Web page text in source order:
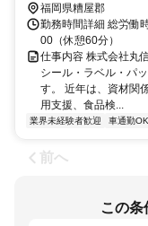
福岡県糟屋郡
勤務時間詳細 総労働
00（休憩60分）
仕事内容 株式会社丸
シール・ラベル・パ
す。 近年は、資材関
用支援、食品検...
業界未経験者歓迎 車通勤OK
前へ
この条